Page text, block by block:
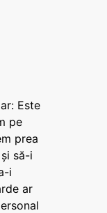
Este
pe
prea
să-i
i
ar